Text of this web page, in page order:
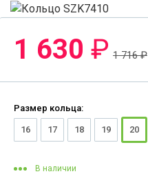
1 630 ₽ 1 716₽
Размер кольца:
16 17 18 19 20
В наличии